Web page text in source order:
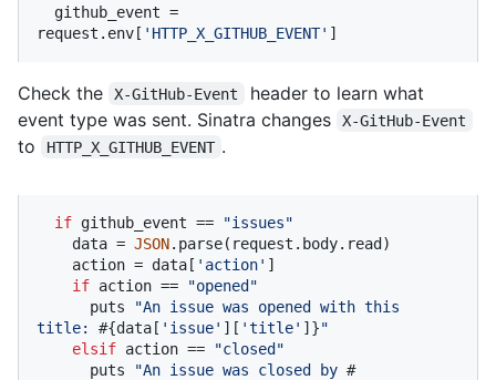
request.env[ 'HTTP_X_GITHUB_EVENT' ]
Check the X-GitHub-Event
header to learn what
event type was sent. Sinatra changes
X-GitHub-Event
to HTTP_X_GITHUB_EVENT .
if github_event ==
"issues"
    data =
JSON.parse(request.body.read)
    action = data[
'action' ]
if action ==
"opened"
      puts
"An issue was opened with this
title: #{data[ 'issue' ][ 'title' ]}"
elsif action ==
"closed"
      puts
"An issue was closed by #